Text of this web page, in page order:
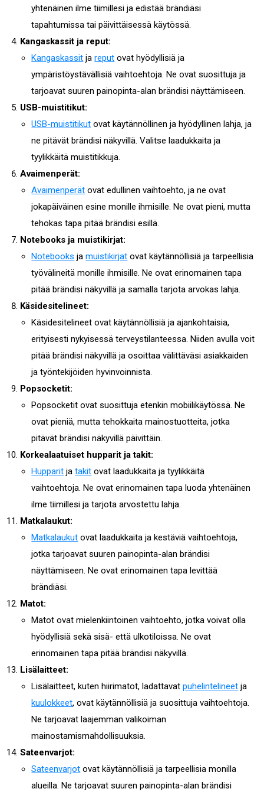
yhtenäinen ilme tiimillesi ja edistää brändiäsi
tapahtumissa tai päivittäisessä käytössä.
Kangaskassit ja reput:
Kangaskassit jareput ovat hyödyllisiä ja
ympäristöystävällisiä vaihtoehtoja. Ne ovat suosittuja ja
tarjoavat suuren painopinta-alan brändisi näyttämiseen.
USB-muistitikut:
USB-muistitikut ovat käytännöllinen ja hyödyllinen lahja, ja
ne pitävät brändisi näkyvillä. Valitse laadukkaita ja
tyylikkäitä muistitikkuja.
Avaimenperät:
Avaimenperät ovat edullinen vaihtoehto, ja ne ovat
jokapäiväinen esine monille ihmisille. Ne ovat pieni, mutta
tehokas tapa pitää brändisi esillä.
Notebooks ja muistikirjat:
Notebooks jamuistikirjat ovat käytännöllisiä ja tarpeellisia
työvälineitä monille ihmisille. Ne ovat erinomainen tapa
pitää brändisi näkyvillä ja samalla tarjota arvokas lahja.
Käsidesitelineet:
Käsidesitelineet ovat käytännöllisiä ja ajankohtaisia,
erityisesti nykyisessä terveystilanteessa. Niiden avulla voit
pitää brändisi näkyvillä ja osoittaa välittäväsi asiakkaiden
ja työntekijöiden hyvinvoinnista.
Popsocketit:
Popsocketit ovat suosittuja etenkin mobiilikäytössä. Ne
ovat pieniä, mutta tehokkaita mainostuotteita, jotka
pitävät brändisi näkyvillä päivittäin.
Korkealaatuiset hupparit ja takit:
Hupparit jatakit ovat laadukkaita ja tyylikkäitä
vaihtoehtoja. Ne ovat erinomainen tapa luoda yhtenäinen
ilme tiimillesi ja tarjota arvostettu lahja.
Matkalaukut:
Matkalaukut ovat laadukkaita ja kestäviä vaihtoehtoja,
jotka tarjoavat suuren painopinta-alan brändisi
näyttämiseen. Ne ovat erinomainen tapa levittää
brändiäsi.
Matot:
Matot ovat mielenkiintoinen vaihtoehto, jotka voivat olla
hyödyllisiä sekä sisä- että ulkotiloissa. Ne ovat
erinomainen tapa pitää brändisi näkyvillä.
Lisälaitteet:
Lisälaitteet, kuten hiirimatot, ladattavatpuhelintelineet ja
kuulokkeet, ovat käytännöllisiä ja suosittuja vaihtoehtoja.
Ne tarjoavat laajemman valikoiman
mainostamismahdollisuuksia.
Sateenvarjot:
Sateenvarjot ovat käytännöllisiä ja tarpeellisia monilla
alueilla. Ne tarjoavat suuren painopinta-alan brändisi